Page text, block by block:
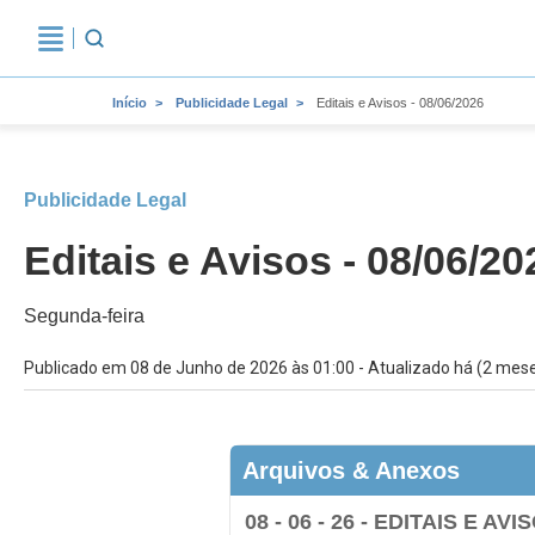
Início Publicidade Legal Editais e Avisos - 08/06/2026
Publicidade Legal
Editais e Avisos - 08/06/
Segunda-feira
Publicado em 08 de Junho de 2026 às 01:00 - Atualizado há (2
Arquivos & Anexos
08 - 06 - 26 - EDITAIS E